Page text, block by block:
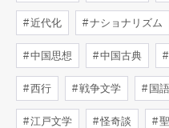
近代化 ナショナリズム
中国思想 中国古典
西行 戦争文学 国
江戸文学 怪奇談